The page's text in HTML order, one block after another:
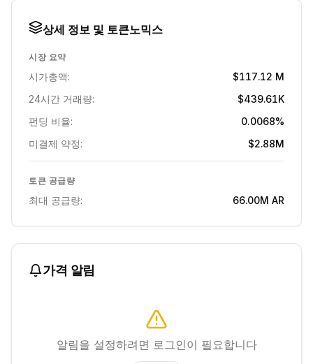
상세 정보 및 토큰노믹스
시장 요약
시가총액:
$117.12 M
24시간 거래량:
$439.61K
펀딩 비율:
0.0068%
미결제 약정:
$2.88M
토큰 공급량
최대 공급량: 66.00M AR
가격 알림
알림을 설정하려면 로그인이 필요합니다